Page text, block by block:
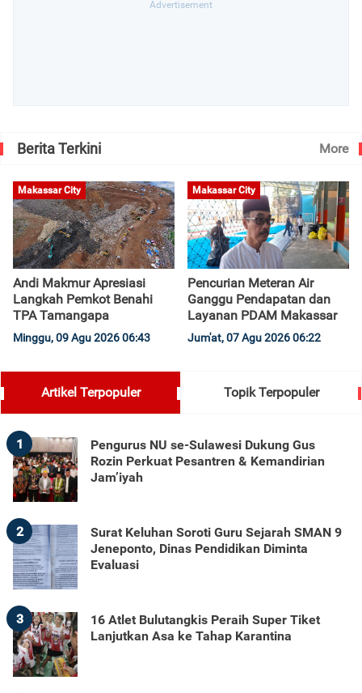
Berita Terkini More
Makassar City
Andi Makmur Apresiasi
Langkah Pemkot Benahi
TPA Tamangapa
Minggu, 09 Agu 2026 06:43
Makassar City
Pencurian Meteran Air
Ganggu Pendapatan dan
Layanan PDAM Makassar
Jum'at, 07 Agu 2026 06:22
Artikel Terpopuler Topik Terpopuler
1
Pengurus NU se-Sulawesi Dukung Gus
Rozin Perkuat Pesantren & Kemandirian
Jam’iyah
2
Surat Keluhan Soroti Guru Sejarah SMAN 9
Jeneponto, Dinas Pendidikan Diminta
Evaluasi
3
16 Atlet Bulutangkis Peraih Super Tiket
Lanjutkan Asa ke Tahap Karantina